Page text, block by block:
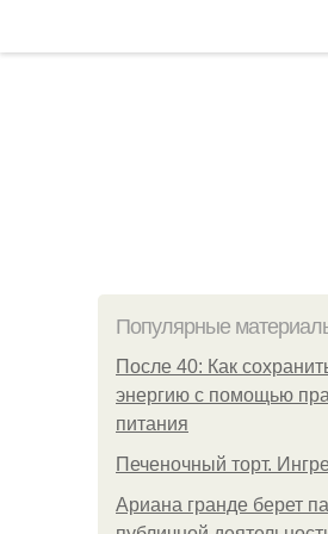
Популярные
После 40: Как
энергию с помощью
питания
Печеночный торт.
Ариана гранде берет